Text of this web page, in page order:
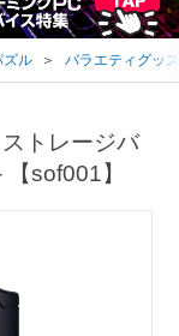
ズル ＞ バラエティグッズ
トレージバ
sof001】